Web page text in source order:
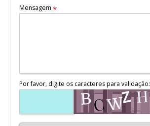
Mensagem *
Por favor, digite os caracteres para validação: